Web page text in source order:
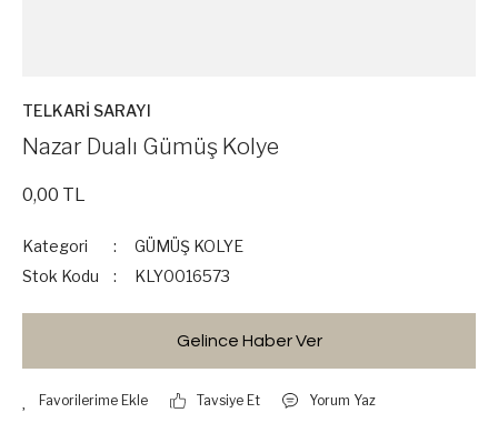
TELKARİ SARAYI
Nazar Dualı Gümüş Kolye
0,00 TL
Kategori
GÜMÜŞ KOLYE
Stok Kodu
KLY0016573
Gelince Haber Ver
Tavsiye Et Yorum Yaz